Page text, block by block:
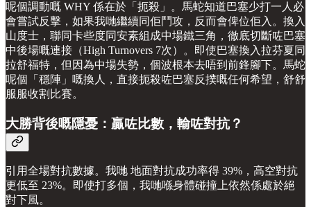
呢個調動嘅 WHY 係在於「扼殺」。馬蛇知道巴塞少打一人必
會嘗試反擊，如果我哋繼續同佢鬥攻，反而會俾位佢入。換入
山度士，聯同卡些度同安素組成中場鐵三角，徹底切斷咗巴塞
中後場嘅連接（High Turnovers 7次）。即使巴塞換入拉芬夏同
拉舒福特，但因為中場失勢，個波根本去唔到前鋒腳下。馬蛇
呢個「穩陣」嘅換人，直接扼殺咗巴塞反撲嘅任何希望，舒舒
服服收割比賽。
大勝背後嘅隱憂：贏咗比數，輸咗對抗？
引用全場對抗數據。我哋 地面對抗成功率得 39%，高空對抗
更低至 23%。即使打多個，我哋喺身體碰撞上依然係處於絕
對下風。